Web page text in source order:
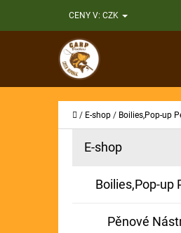
na
CENY V: CZK
Domů
/ E-shop / Boilies,Pop-up
Přeskočit
E-shop
Boilies,Pop-up
Pěnové
O
Í
Zpět
do
obchodu
Zpět
do
obchodu